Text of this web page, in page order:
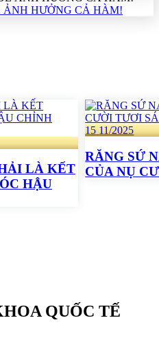
HƯỞNG CẢ HÀM!
LÀ KẾT
HẬU
15 11/2025
RĂNG SỨ
CỦA NỤ
QUỐC TẾ